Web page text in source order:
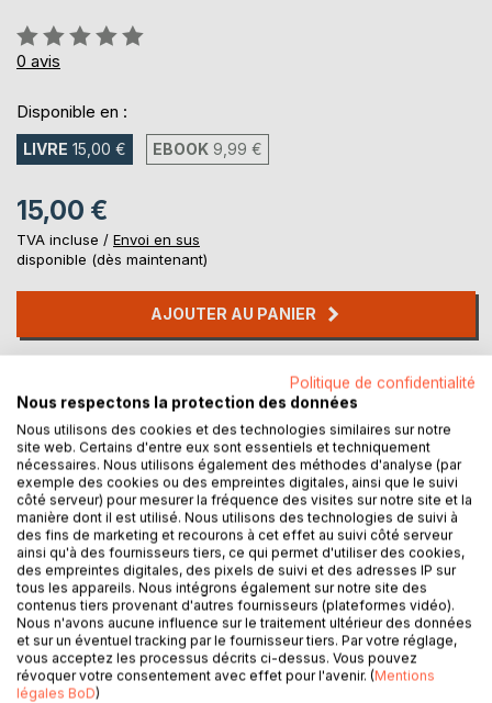
Évaluation:
0%
0 avis
Disponible en :
LIVRE 15,00 € EBOOK 9,99 €
15,00 €
TVA incluse / Envoi en sus
disponible (dès maintenant)
AJOUTER AU PANIER
Laisser un avis
DESCRIPTION
Derrière sa porte, l'amour de sa vie
Il va rencontrer l'amour de sa vie
Politique de confidentialité
Nous respectons la protection des données
Nous utilisons des cookies et des technologies similaires sur notre
site web. Certains d'entre eux sont essentiels et techniquement
nécessaires. Nous utilisons également des méthodes d'analyse (par
exemple des cookies ou des empreintes digitales, ainsi que le suivi
côté serveur) pour mesurer la fréquence des visites sur notre site et la
manière dont il est utilisé. Nous utilisons des technologies de suivi à
des fins de marketing et recourons à cet effet au suivi côté serveur
ainsi qu'à des fournisseurs tiers, ce qui permet d'utiliser des cookies,
des empreintes digitales, des pixels de suivi et des adresses IP sur
tous les appareils. Nous intégrons également sur notre site des
contenus tiers provenant d'autres fournisseurs (plateformes vidéo).
Nous n'avons aucune influence sur le traitement ultérieur des données
et sur un éventuel tracking par le fournisseur tiers. Par votre réglage,
vous acceptez les processus décrits ci-dessus. Vous pouvez
révoquer votre consentement avec effet pour l'avenir. (Mentions
légales BoD)